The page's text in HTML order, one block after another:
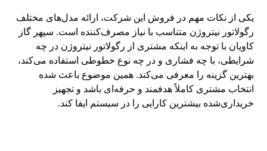
یکی از نکات مهم در فروش این شرکت، ارائه مدل‌های مختلف
رگولاتور نیتروژن متناسب با نیاز مصرف‌کننده است. سپهر گاز
کاویان با توجه به اینکه مشتری از رگولاتور نیتروژن در چه
شرایطی، با چه فشاری و در چه نوع خطوطی استفاده می‌کند،
بهترین گزینه را معرفی می‌کند. همین موضوع باعث شده
انتخاب مشتری کاملاً هدفمند و حرفه‌ای باشد و تجهیز
خریداری‌شده بیشترین کارایی را در سیستم ایفا کند.